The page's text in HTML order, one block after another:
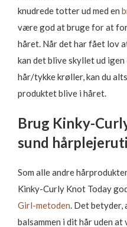
knudrede totter ud med en
være god at bruge for at
håret. Når det har fået lov
kan det blive skyllet ud
hår/tykke krøller, kan du
produktet blive i håret.
Brug Kinky-
sund
Som alle andre
Kinky-Curly Knot Today
Girl-metoden . Det
balsammen i dit hår uden